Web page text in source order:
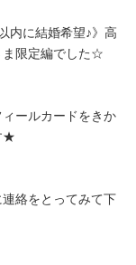
内に結婚希望♪》高
ま限定編でした☆
ールカードをきか
★
絡をとってみて下